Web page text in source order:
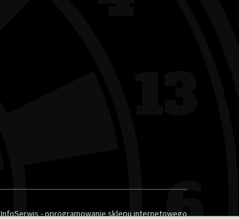
InfoSerwis-oprogramowanie sklepu internetowego